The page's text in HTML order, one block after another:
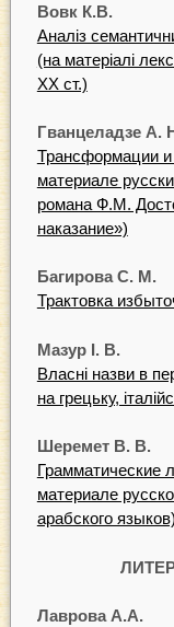
Вовк К.В.
Аналіз
(на матеріалі
ХХ ст.)
Гванцеладзе А.
Трансформации и
материале
романа Ф.М.
наказание»)
Багирова С. М.
Трактовка
Мазур І. В.
Власні назви в
на грецьку,
Шеремет В. В.
Грамматические
материале
арабского языков)
Лаврова А.А.